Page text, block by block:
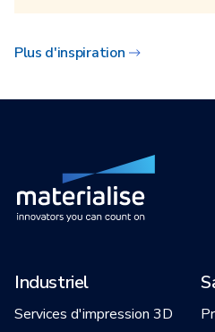
Plus d'inspiration
Industriel
Services d'impression 3D